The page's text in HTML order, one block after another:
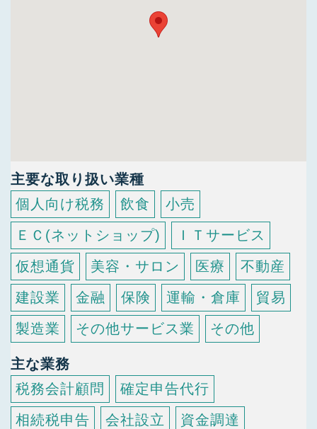
主要な取り扱い業種
個人向け税務
飲食
小売
ＥＣ(ネットショップ)
ＩＴサービス
仮想通貨
美容・サロン 医療
不動産
建設業
金融 保険 運輸・倉庫
貿易
製造業
その他サービス業 その他
主な業務
税務会計顧問
確定申告代行
相続税申告
会社設立
資金調達